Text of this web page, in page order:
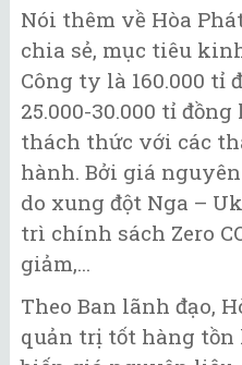
Nói thêm về Hòa
chia sẻ, mục tiêu
Công ty là 160.000 tỉ
25.000-30.000 tỉ
thách thức với các
hành. Bởi giá
do xung đột Nga –
trì chính sách Zero
giảm,...
Theo Ban lãnh đạo,
quản trị tốt hàng tồn